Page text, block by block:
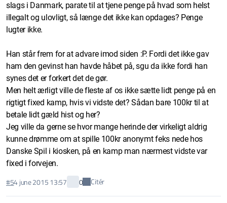
slags i Danmark, parate til at tjene penge på hvad som helst
illegalt og ulovligt, så længe det ikke kan opdages? Penge
lugter ikke.
Han står frem for at advare imod siden :P. Fordi det ikke gav
ham den gevinst han havde håbet på, sgu da ikke fordi han
synes det er forkert det de gør.
Men helt ærligt ville de fleste af os ikke sætte lidt penge på en
rigtigt fixed kamp, hvis vi vidste det? Sådan bare 100kr til at
betale lidt gæld hist og her?
Jeg ville da gerne se hvor mange herinde der virkeligt aldrig
kunne drømme om at spille 100kr anonymt feks nede hos
Danske Spil i kiosken, på en kamp man nærmest vidste var
fixed i forvejen.
#54 june 2015 13:57 0 Citér